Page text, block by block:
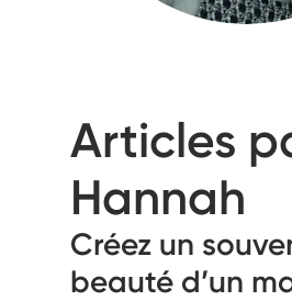
Articles
Hannah
Créez un
beauté d’un